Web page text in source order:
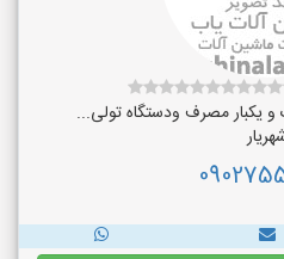
و یکبار مصرف ودستگاه تولی...